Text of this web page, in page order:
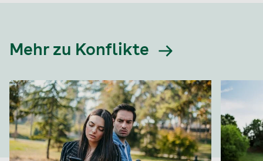
Mehr zu Konflikte